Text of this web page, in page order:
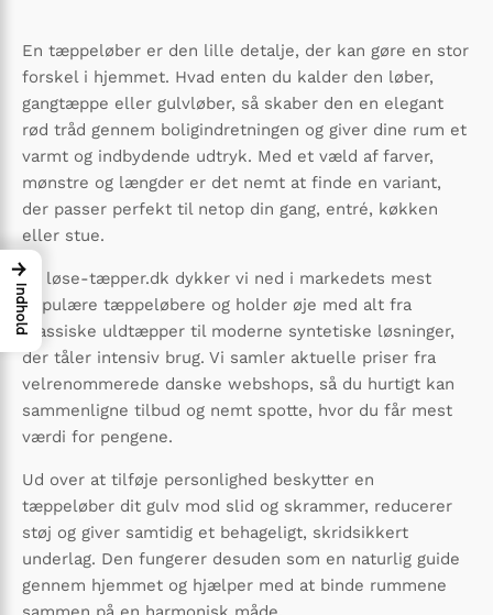
En tæppeløber er den lille detalje, der kan gøre en stor
forskel i hjemmet. Hvad enten du kalder den løber,
gangtæppe eller gulvløber, så skaber den en elegant
rød tråd gennem boligindretningen og giver dine rum et
varmt og indbydende udtryk. Med et væld af farver,
mønstre og længder er det nemt at finde en variant,
der passer perfekt til netop din gang, entré, køkken
eller stue.
På løse-tæpper.dk dykker vi ned i markedets mest
populære tæppeløbere og holder øje med alt fra
klassiske uldtæpper til moderne syntetiske løsninger,
der tåler intensiv brug. Vi samler aktuelle priser fra
velrenommerede danske webshops, så du hurtigt kan
sammenligne tilbud og nemt spotte, hvor du får mest
værdi for pengene.
Ud over at tilføje personlighed beskytter en
tæppeløber dit gulv mod slid og skrammer, reducerer
støj og giver samtidig et behageligt, skridsikkert
underlag. Den fungerer desuden som en naturlig guide
gennem hjemmet og hjælper med at binde rummene
→
Indhold